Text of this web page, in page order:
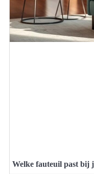
Welke fauteuil past bij